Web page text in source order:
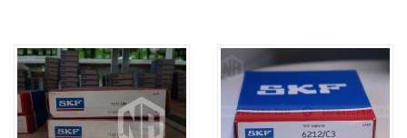
THÔNG TIN HỮU ÍCH
• Vòng bi SKF chính hãng, Những lưu ý cơ bản trước khi mua hàng